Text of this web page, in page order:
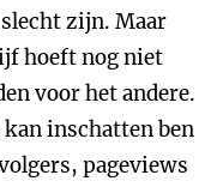
zijn. Maar
hoeft nog niet
voor het andere.
kan inschatten ben
pageviews